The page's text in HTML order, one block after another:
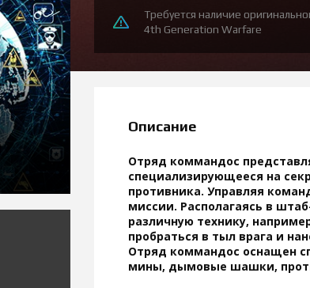
Требуется наличие
4th Generation Warfare
Описание
Отряд коммандос
специализирующееся на
противника. Управляя
миссии. Располагаясь в
различную технику,
пробраться в тыл врага и
Отряд коммандос оснащен
мины, дымовые шашки,